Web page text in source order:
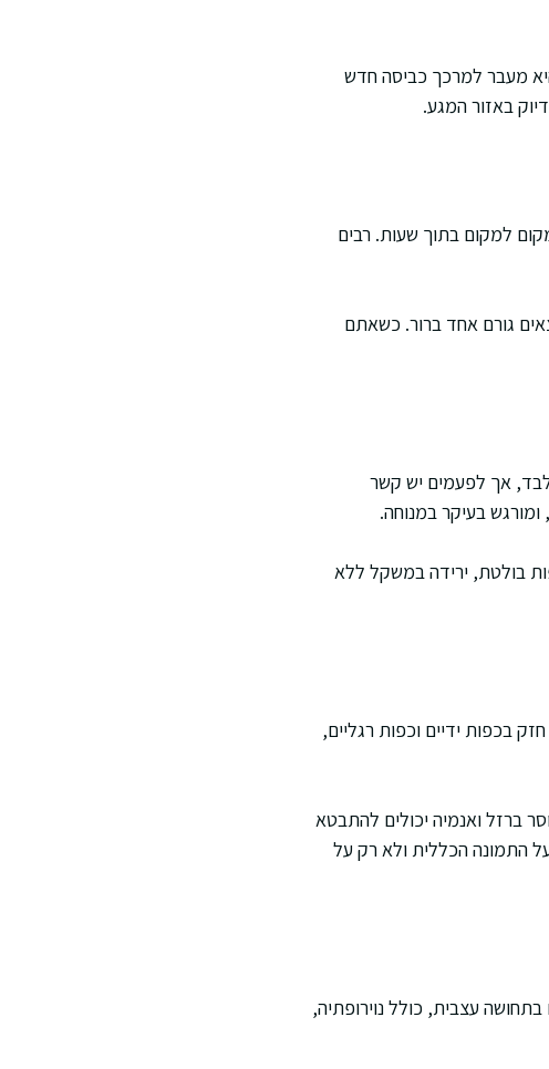
מעבר למרכך כביסה חדש
באזור המגע.
למקום בתוך שעות. רבים
גורם אחד ברור. כשאתם
אך לפעמים יש קשר
בעיקר במנוחה.
בולטת, ירידה במשקל ללא
בכפות ידיים וכפות רגליים,
ברזל ואנמיה יכולים להתבטא
התמונה הכללית ולא רק על
בתחושה עצבית, כולל נוירופתיה,